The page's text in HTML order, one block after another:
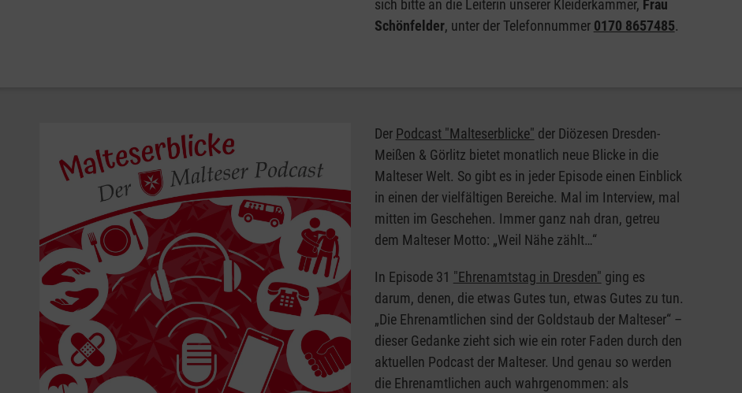
sich bitte an die Leiterin unserer Kleiderkammer, Frau
Schönfelder, unter der Telefonnummer 0170 8657485.
Der Podcast "Malteserblicke" der Diözesen Dresden-
Meißen & Görlitz bietet monatlich neue Blicke in die
Malteser Welt. So gibt es in jeder Episode einen Einblick
in einen der vielfältigen Bereiche. Mal im Interview, mal
mitten im Geschehen. Immer ganz nah dran, getreu
dem Malteser Motto: „Weil Nähe zählt…“
In Episode 31 "Ehrenamtstag in Dresden" ging es
darum, denen, die etwas Gutes tun, etwas Gutes zu tun.
„Die Ehrenamtlichen sind der Goldstaub der Malteser“ –
dieser Gedanke zieht sich wie ein roter Faden durch den
aktuellen Podcast der Malteser. Und genau so werden
die Ehrenamtlichen auch wahrgenommen: als